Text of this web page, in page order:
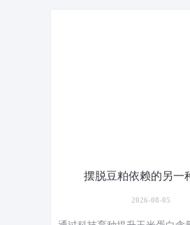
摆脱豆粕依赖的另一
2026-08-05